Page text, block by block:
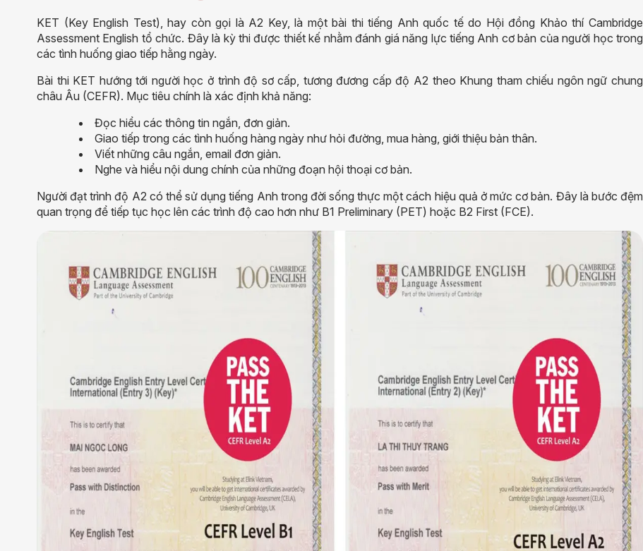
KET (Key English Test), hay còn gọi là A2 Key, là một bài thi tiếng Anh quốc tế do Hội đồng Khảo thí Cambridge
Assessment English tổ chức. Đây là kỳ thi được thiết kế nhằm đánh giá năng lực tiếng Anh cơ bản của người học trong
các tình huống giao tiếp hằng ngày.
Bài thi KET hướng tới người học ở trình độ sơ cấp, tương đương cấp độ A2 theo Khung tham chiếu ngôn ngữ chung
châu Âu (CEFR). Mục tiêu chính là xác định khả năng:
Đọc hiểu các thông tin ngắn, đơn giản.
Giao tiếp trong các tình huống hàng ngày như hỏi đường, mua hàng, giới thiệu bản thân.
Viết những câu ngắn, email đơn giản.
Nghe và hiểu nội dung chính của những đoạn hội thoại cơ bản.
Người đạt trình độ A2 có thể sử dụng tiếng Anh trong đời sống thực một cách hiệu quả ở mức cơ bản. Đây là bước đệm
quan trọng để tiếp tục học lên các trình độ cao hơn như B1 Preliminary (PET) hoặc B2 First (FCE).